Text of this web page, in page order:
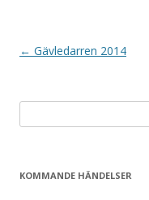
I← Gävledarren 2014
efter:
KOMMANDE HÄNDELSER